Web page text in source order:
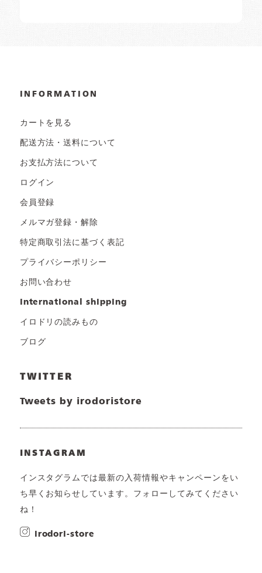
INFORMATION
カートを見る
配送方法・送料について
お支払方法について
ログイン
会員登録
メルマガ登録・解除
特定商取引法に基づく表記
プライバシーポリシー
お問い合わせ
international shipping
イロドリの読みもの
ブログ
TWITTER
Tweets by irodoristore
INSTAGRAM
インスタグラムでは最新の入荷情報やキャンペーンをい
ち早くお知らせしています。フォローしてみてください
ね！
irodori-store